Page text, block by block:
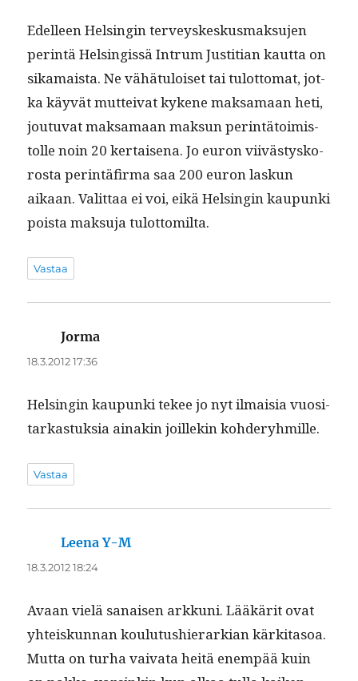
Edelleen Helsin­gin ter­veyskeskus­mak­su­jen
per­in­tä Helsingis­sä Intrum Justit­ian kaut­ta on
sika­maista. Ne vähä­tu­loiset tai tulot­tomat, jot­
ka käyvät mut­tei­vat kykene mak­samaan heti,
joutu­vat mak­samaan mak­sun per­in­tä­toimis­
tolle noin 20 ker­taise­na. Jo euron viivästysko­
ros­ta per­in­tä­fir­ma saa 200 euron laskun
aikaan. Valit­taa ei voi, eikä Helsin­gin kaupun­ki
poista mak­su­ja tulottomilta.
Vastaa
Jorma
18.3.2012 17:36
Helsin­gin kaupun­ki tekee jo nyt ilmaisia vuosi­
tarkas­tuk­sia ainakin joillekin kohderyhmille.
Vastaa
Leena Y-M
18.3.2012 18:24
Avaan vielä sanaisen arkku­ni. Lääkärit ovat
yhteiskun­nan koulu­tushier­arkian kärk­i­ta­soa.
Mut­ta on turha vai­va­ta heitä enem­pää kuin